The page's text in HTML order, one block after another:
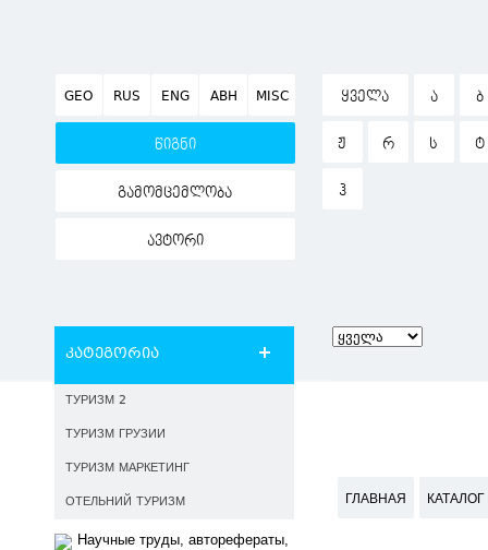
GEO RUS ENG ABH MISC
წიგნი
გამომცემლობა
ავტორი
ᲧᲕᲔᲚᲐ Ა Ბ
Ჟ Რ Ს Ტ
Ჰ
კატეგორია
ТУРИЗМ 2
ТУРИЗМ ГРУЗИИ
ТУРИЗМ МАРКЕТИНГ
ОТЕЛЬНИЙ ТУРИЗМ
ГЛАВНАЯ